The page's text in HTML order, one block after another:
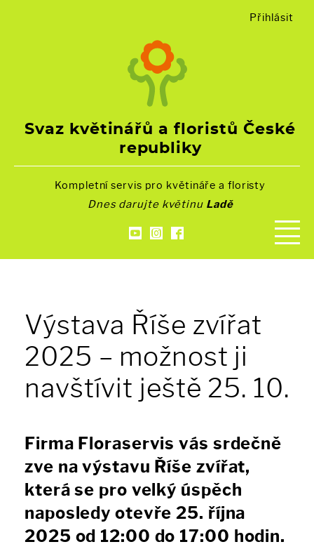
Svaz květinářů a floristů České
republiky
Přihlásit
Kompletní servis pro květináře a floristy
Dnes darujte květinu Ladě
Výstava Říše zvířat
2025 – možnost ji
navštívit ještě 25. 10.
Firma Floraservis vás srdečně
zve na výstavu Říše zvířat,
která se pro velký úspěch
naposledy otevře 25. října
2025 od 12:00 do 17:00 hodin.